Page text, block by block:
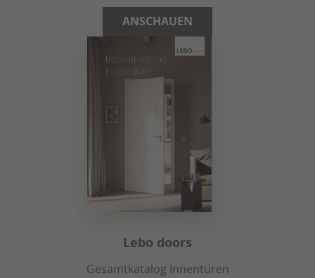
ANSCHAUEN
Lebo doors
Gesamtkatalog Innentüren